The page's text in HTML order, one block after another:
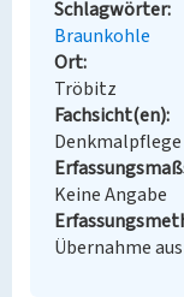
Schlagwörter
Braunkohle
Ort
Tröbitz
Fachsicht(en)
Denkmalpflege
Keine Angabe
Übernahme